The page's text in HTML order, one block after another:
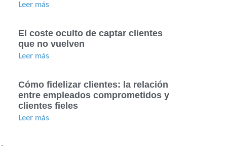
Leer más
El coste oculto de captar clientes
que no vuelven
Leer más
Cómo fidelizar clientes: la relación
entre empleados comprometidos y
clientes fieles
Leer más